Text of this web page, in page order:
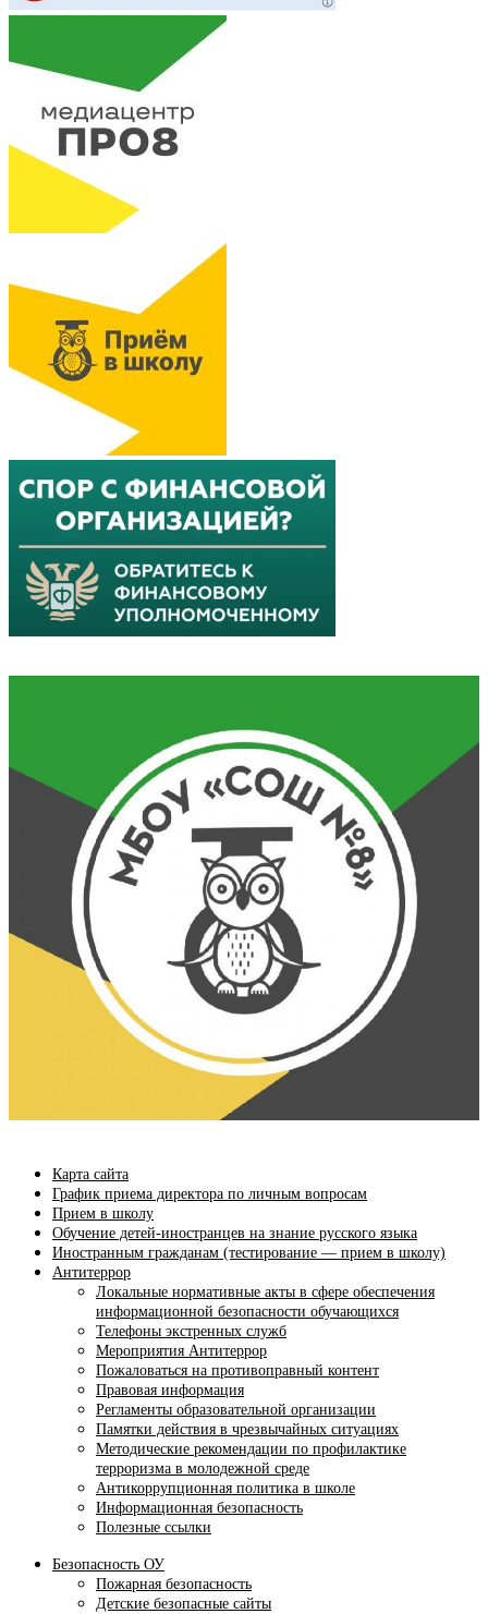
Карта сайта
График приема директора по личным вопросам
Прием в школу
Обучение детей-иностранцев на знание русского языка
Иностранным гражданам (тестирование — прием в школу)
Антитеррор
Локальные нормативные акты в сфере обеспечения
информационной безопасности обучающихся
Телефоны экстренных служб
Мероприятия Антитеррор
Пожаловаться на противоправный контент
Правовая информация
Регламенты образовательной организации
Памятки действия в чрезвычайных ситуациях
Методические рекомендации по профилактике
терроризма в молодежной среде
Антикоррупционная политика в школе
Информационная безопасность
Полезные ссылки
Безопасность ОУ
Пожарная безопасность
Детские безопасные сайты